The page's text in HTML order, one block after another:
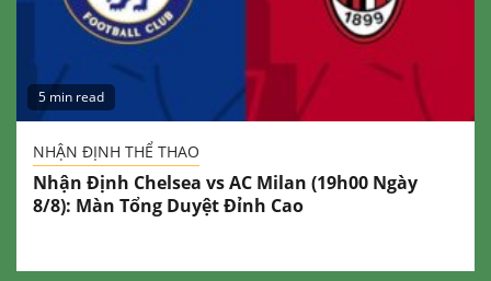
5 min read
NHẬN ĐỊNH THỂ THAO
Nhận Định Chelsea vs AC Milan (19h00 Ngày
8/8): Màn Tổng Duyệt Đỉnh Cao